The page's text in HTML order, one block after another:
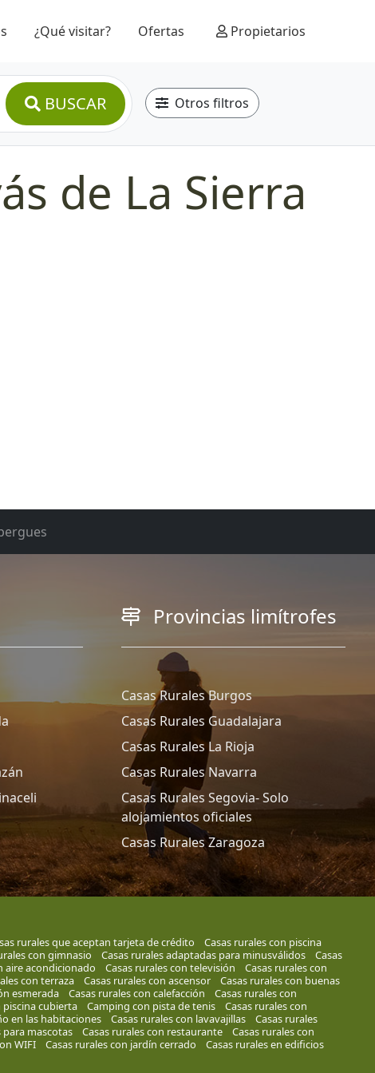
¿Qué visitar? Ofertas Propietarios
BUSCAR Otros filtros
de La Sierra
Provincias limítrofes
Casas Rurales Burgos
Casas Rurales Guadalajara
Casas Rurales La Rioja
Casas Rurales Navarra
Casas Rurales Segovia- Solo
alojamientos oficiales
Casas Rurales Zaragoza
rurales que aceptan tarjeta de crédito
Casas rurales con piscina
con gimnasio Casas rurales adaptadas para minusválidos
Casas
aire acondicionado Casas rurales con televisión
Casas rurales con
con terraza Casas rurales con ascensor
Casas rurales con buenas
esmerada Casas rurales con calefacción
Casas rurales con
piscina cubierta Camping con pista de tenis
Casas rurales con
en las habitaciones Casas rurales con lavavajillas
Casas rurales
para mascotas Casas rurales con restaurante
Casas rurales con
WIFI Casas rurales con jardín cerrado
Casas rurales en edificios